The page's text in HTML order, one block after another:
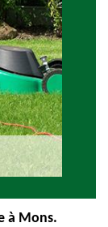
à Mons.